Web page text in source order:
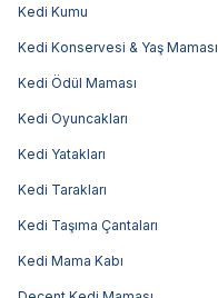
Kedi Kumu
Kedi Konservesi & Yaş Maması
Kedi Ödül Maması
Kedi Oyuncakları
Kedi Yatakları
Kedi Tarakları
Kedi Taşıma Çantaları
Kedi Mama Kabı